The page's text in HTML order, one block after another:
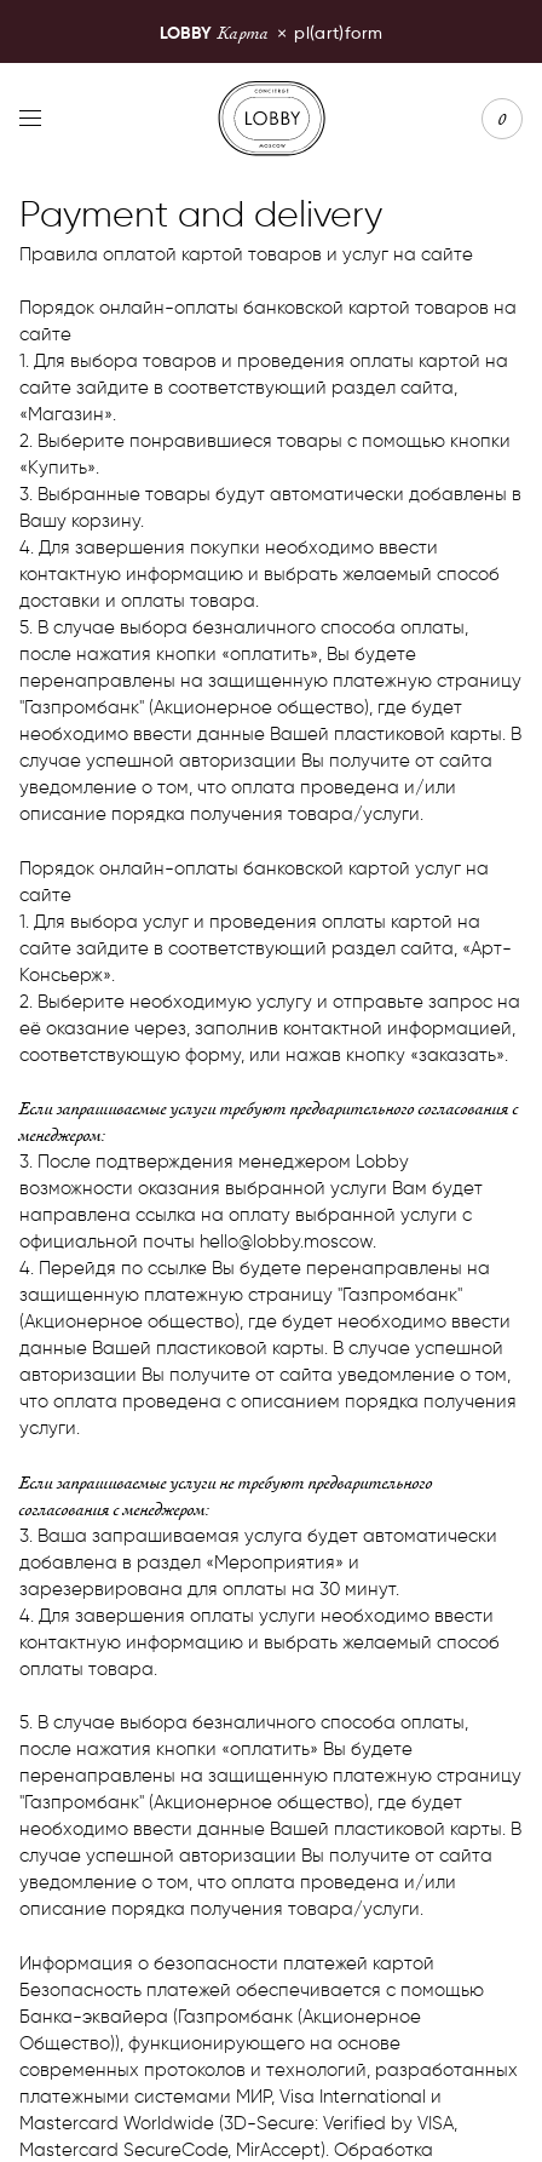
LOBBY Карта × pl(art)form
LOBBY Moscow
0
Payment and delivery
Правила оплатой картой товаров и услуг на сайте
Порядок онлайн-оплаты банковской картой товаров на
сайте
1. Для выбора товаров и проведения оплаты картой на
сайте зайдите в соответствующий раздел сайта,
«Магазин».
2. Выберите понравившиеся товары с помощью кнопки
«Купить».
3. Выбранные товары будут автоматически добавлены в
Вашу корзину.
4. Для завершения покупки необходимо ввести
контактную информацию и выбрать желаемый способ
доставки и оплаты товара.
5. В случае выбора безналичного способа оплаты,
после нажатия кнопки «оплатить», Вы будете
перенаправлены на защищенную платежную страницу
"Газпромбанк" (Акционерное общество), где будет
необходимо ввести данные Вашей пластиковой карты. В
случае успешной авторизации Вы получите от сайта
уведомление о том, что оплата проведена и/или
описание порядка получения товара/услуги.
Порядок онлайн-оплаты банковской картой услуг на
сайте
1. Для выбора услуг и проведения оплаты картой на
сайте зайдите в соответствующий раздел сайта, «Арт-
Консьерж».
2. Выберите необходимую услугу и отправьте запрос на
её оказание через, заполнив контактной информацией,
соответствующую форму, или нажав кнопку «заказать».
Если запрашиваемые услуги требуют предварительного согласования с
менеджером:
3. После подтверждения менеджером Lobby
возможности оказания выбранной услуги Вам будет
направлена ссылка на оплату выбранной услуги с
официальной почты hello@lobby.moscow.
4. Перейдя по ссылке Вы будете перенаправлены на
защищенную платежную страницу "Газпромбанк"
(Акционерное общество), где будет необходимо ввести
данные Вашей пластиковой карты. В случае успешной
авторизации Вы получите от сайта уведомление о том,
что оплата проведена c описанием порядка получения
услуги.
Если запрашиваемые услуги не требуют предварительного
согласования с менеджером:
3. Ваша запрашиваемая услуга будет автоматически
добавлена в раздел «Мероприятия» и
зарезервирована для оплаты на 30 минут.
4. Для завершения оплаты услуги необходимо ввести
контактную информацию и выбрать желаемый способ
оплаты товара.
5. В случае выбора безналичного способа оплаты,
после нажатия кнопки «оплатить» Вы будете
перенаправлены на защищенную платежную страницу
"Газпромбанк" (Акционерное общество), где будет
необходимо ввести данные Вашей пластиковой карты. В
случае успешной авторизации Вы получите от сайта
уведомление о том, что оплата проведена и/или
описание порядка получения товара/услуги.
Информация о безопасности платежей картой
Безопасность платежей обеспечивается с помощью
Банка-эквайера (Газпромбанк (Акционерное
Общество)), функционирующего на основе
современных протоколов и технологий, разработанных
платежными системами МИР, Visa International и
Mastercard Worldwide (3D-Secure: Verified by VISA,
Mastercard SecureCode, MirAccept). Обработка